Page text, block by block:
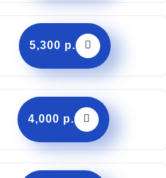
5,300 р.
4,000 р.